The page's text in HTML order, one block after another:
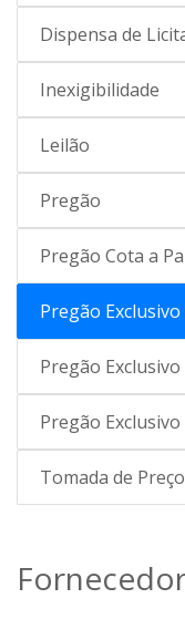
Dispensa de
Inexigibilidade
Leilão
Pregão
Pregão Cota a
Pregão Exclusivo
Pregão Exclusivo
Pregão
Tomada de Preço